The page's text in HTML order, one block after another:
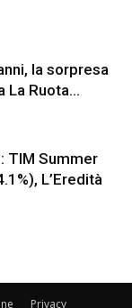
la sorpresa
La Ruota...
TIM Summer
L’Eredità
Privacy